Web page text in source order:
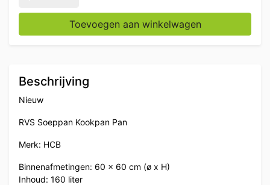
Toevoegen aan winkelwagen
Beschrijving
Nieuw
RVS Soeppan Kookpan Pan
Merk: HCB
Binnenafmetingen: 60 x 60 cm (ø x H)
Inhoud: 160 liter